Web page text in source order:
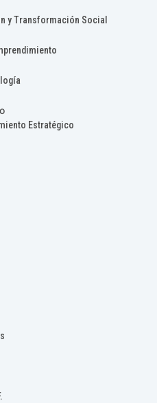
y Transformación Social
Estratégico